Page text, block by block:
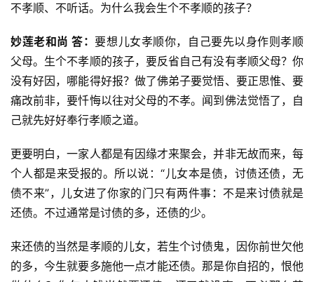
不孝顺、不听话。为什么我会生个不孝顺的孩子？
妙莲老和尚 答：要想儿女孝顺你，自己要先以身作则孝顺
父母。生个不孝顺的孩子，要反省自己有没有孝顺父母？你
没有好因，哪能得好报？做了佛弟子要觉悟、要正思惟、要
痛改前非，要忏悔以往对父母的不孝。闻到佛法觉悟了，自
己就先好好奉行孝顺之道。
更要明白，一家人都是有因缘才来聚会，并非无故而来，每
个人都是来受报的。所以说：“儿女本是债，讨债还债，无
债不来”，儿女进了你家的门只有两件事：不是来讨债就是
还债。不过通常是讨债的多，还债的少。
来还债的当然是孝顺的儿女，若生个讨债鬼，因你前世欠他
的多，今生就要多施他一点才能还债。那是你自招的，恨他